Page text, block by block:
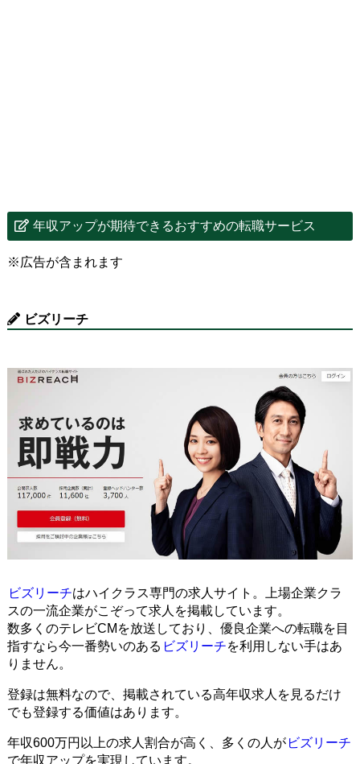
年収アップが期待できるおすすめの転職サービス
※広告が含まれます
ビズリーチ
ビズリーチはハイクラス専門の求人サイト。上場企業クラ
スの一流企業がこぞって求人を掲載しています。
数多くのテレビCMを放送しており、優良企業への転職を目
指すなら今一番勢いのある ビズリーチを利用しない手はあ
りません。
登録は無料なので、掲載されている高年収求人を見るだけ
でも登録する価値はあります。
年収600万円以上の求人割合が高く、多くの人が ビズリーチ
で年収アップを実現しています。